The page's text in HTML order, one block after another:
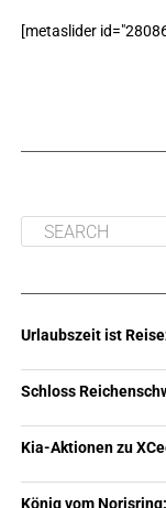
[metaslider
Urlaubszeit ist
Schloss
Kia-Aktionen zu
König vom